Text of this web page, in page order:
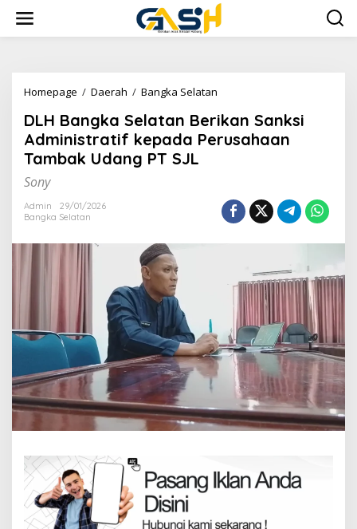
konten
Homepage / Daerah / Bangka Selatan
Selatan
Berikan
Sanksi
Tambak
Udang
DLH Bangka Selatan Berikan Sanksi
Administratif kepada Perusahaan
Tambak Udang PT SJL
Sony
Admin
29/01/2026
Bangka Selatan